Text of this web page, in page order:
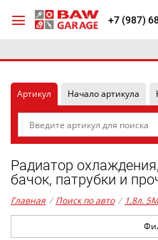
+7 (987)
Артикул Начало артикула
Радиатор
бачок, патрубки и
Главная / Поиск по авто / 1,8л.